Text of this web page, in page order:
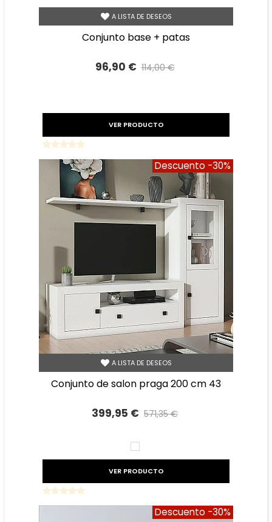
A LISTA DE DESEOS
conjunto base + patas
96,90 € 114,00 €
VER PRODUCTO
Descuento -30%
A LISTA DE DESEOS
conjunto de salon praga 200 cm 43
399,95 € 571,35 €
BLANCO
VER PRODUCTO
Descuento -30%